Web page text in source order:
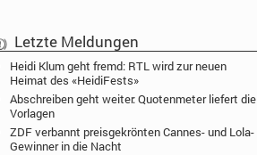
Letzte Meldungen
Heidi Klum geht fremd: RTL wird zur neuen
Heimat des «HeidiFests»
Abschreiben geht weiter: Quotenmeter liefert die
Vorlagen
ZDF verbannt preisgekrönten Cannes- und Lola-
Gewinner in die Nacht